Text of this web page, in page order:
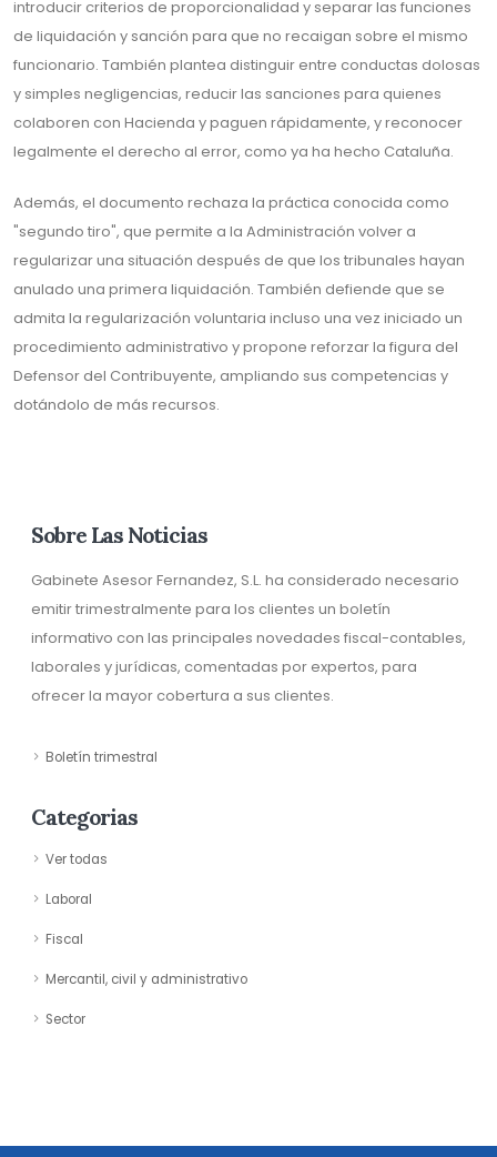
introducir criterios de proporcionalidad y separar las funciones
de liquidación y sanción para que no recaigan sobre el mismo
funcionario. También plantea distinguir entre conductas dolosas
y simples negligencias, reducir las sanciones para quienes
colaboren con Hacienda y paguen rápidamente, y reconocer
legalmente el derecho al error, como ya ha hecho Cataluña.
Además, el documento rechaza la práctica conocida como
"segundo tiro", que permite a la Administración volver a
regularizar una situación después de que los tribunales hayan
anulado una primera liquidación. También defiende que se
admita la regularización voluntaria incluso una vez iniciado un
procedimiento administrativo y propone reforzar la figura del
Defensor del Contribuyente, ampliando sus competencias y
dotándolo de más recursos.
Sobre Las Noticias
Gabinete Asesor Fernandez, S.L. ha considerado necesario
emitir trimestralmente para los clientes un boletín
informativo con las principales novedades fiscal-contables,
laborales y jurídicas, comentadas por expertos, para
ofrecer la mayor cobertura a sus clientes.
Boletín trimestral
Categorias
Ver todas
Laboral
Fiscal
Mercantil, civil y administrativo
Sector